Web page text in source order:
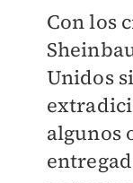
Con los
Unidos
algunos